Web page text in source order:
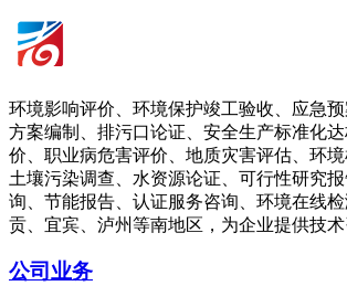
环境影响评价、环境保护竣工验收、应急
方案编制、排污口论证、安全生产标准化
价、职业病危害评价、地质灾害评估、环境
土壤污染调查、水资源论证、可行性研究
询、节能报告、认证服务咨询、环境在线
贡、宜宾、泸州等南地区，为企业提供技术
公司业务